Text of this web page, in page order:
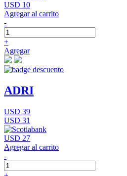
USD 10
Agregar al carrito
-
+
Agregar
ADRI
USD 39
USD 31
USD 27
Agregar al carrito
-